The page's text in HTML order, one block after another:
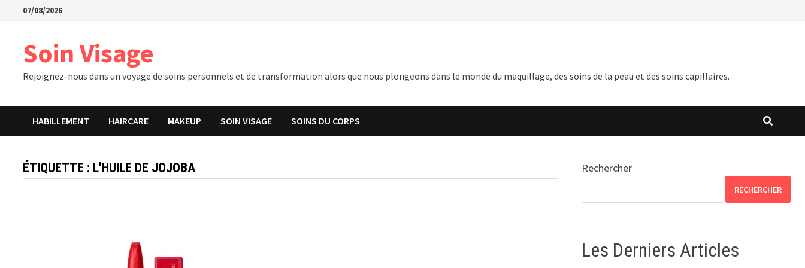
Passer07/08/2026
Soin Visage
Rejoignez-nous dans un voyage de soins personnels et de transformation alors que nous plongeons dans le monde du maquillage, des soins de la peau et des soins capillaires.
HABILLEMENT HAIRCARE MAKEUP SOIN VISAGE SOINS DU CORPS
ÉTIQUETTE : L'HUILE DE JOJOBA Rechercher
RECHERCHER
Les Derniers Articles